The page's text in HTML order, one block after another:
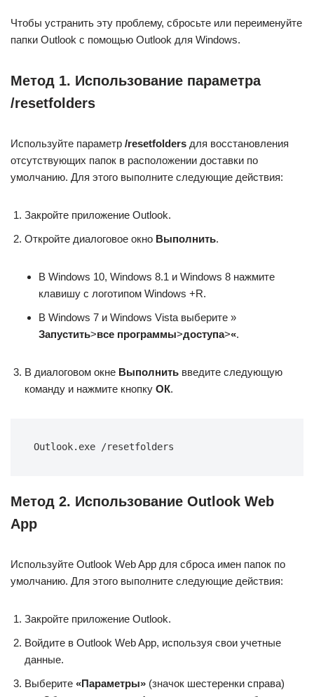
Чтобы устранить эту проблему, сбросьте или переименуйте
папки Outlook с помощью Outlook для Windows.
Метод 1. Использование параметра
/resetfolders
Используйте параметр /resetfolders для восстановления
отсутствующих папок в расположении доставки по
умолчанию. Для этого выполните следующие действия:
Закройте приложение Outlook.
Откройте диалоговое окно Выполнить.
В Windows 10, Windows 8.1 и Windows 8 нажмите
клавишу с логотипом Windows +R.
В Windows 7 и Windows Vista выберите »
Запустить>все программы>доступа>«.
В диалоговом окне Выполнить введите следующую
команду и нажмите кнопку ОК.
Outlook.exe /resetfolders
Метод 2. Использование Outlook Web
App
Используйте Outlook Web App для сброса имен папок по
умолчанию. Для этого выполните следующие действия:
Закройте приложение Outlook.
Войдите в Outlook Web App, используя свои учетные
данные.
Выберите «Параметры» (значок шестеренки справа)